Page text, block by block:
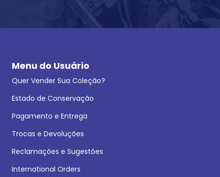
Menu do Usuário
Quer Vender Sua Coleção?
Estado de Conservação
Pagamento e Entrega
Trocas e Devoluções
Reclamações e Sugestões
International Orders